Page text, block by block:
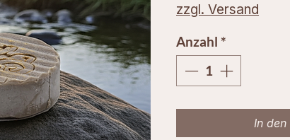
zzgl. Versand
Anzahl *
In